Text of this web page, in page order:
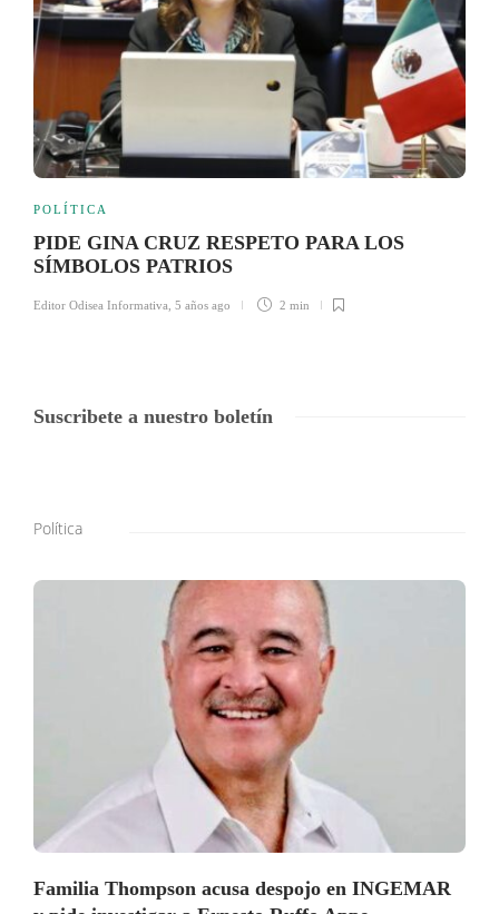
POLÍTICA
PIDE GINA CRUZ RESPETO PARA LOS
SÍMBOLOS PATRIOS
Editor Odisea Informativa 5 años ago 2 min
Suscribete a nuestro boletín
Política
Familia Thompson acusa despojo en INGEMAR